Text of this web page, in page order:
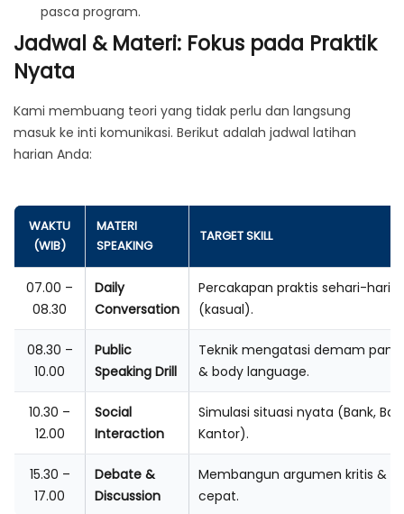
pasca program.
Jadwal & Materi: Fokus pada Praktik
Nyata
Kami membuang teori yang tidak perlu dan langsung
masuk ke inti komunikasi. Berikut adalah jadwal latihan
harian Anda:
WAKTU
(WIB)
MATERI
SPEAKING
TARGET SKILL
07.00 –
08.30
Daily
Conversation
Percakapan praktis sehari-hari
(kasual).
08.30 –
10.00
Public
Speaking Drill
Teknik mengatasi demam
& body language.
10.30 –
12.00
Social
Interaction
Simulasi situasi nyata (Bank,
Kantor).
15.30 –
17.00
Debate &
Discussion
Membangun argumen kritis &
cepat.